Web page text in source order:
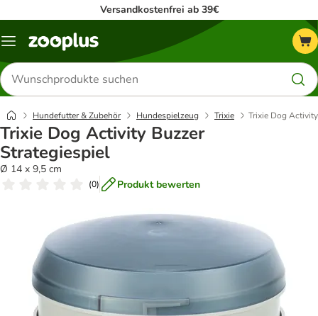
Versandkostenfrei ab 39€
Menü
Produkte
suchen
Hundefutter & Zubehör Hundespielzeug Trixie Trixie Dog
Trixie Dog Activity Buzzer
Strategiespiel
Ø 14 x 9,5 cm
(0) Produkt bewerten